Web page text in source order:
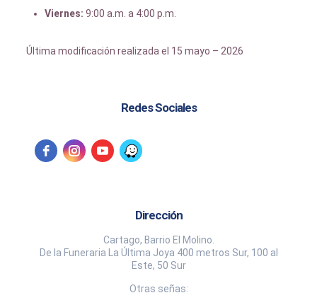
Viernes: 9:00 a.m. a 4:00 p.m.
Última modificación realizada el 15 mayo – 2026
Redes Sociales
Dirección
Cartago, Barrio El Molino.
De la Funeraria La Última Joya 400 metros Sur, 100 al
Este, 50 Sur
Otras señas: